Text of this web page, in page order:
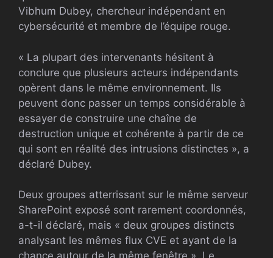
Vibhum Dubey, chercheur indépendant en
cybersécurité et membre de l’équipe rouge.
« La plupart des intervenants hésitent à
conclure que plusieurs acteurs indépendants
opèrent dans le même environnement. Ils
peuvent donc passer un temps considérable à
essayer de construire une chaîne de
destruction unique et cohérente à partir de ce
qui sont en réalité des intrusions distinctes », a
déclaré Dubey.
Deux groupes atterrissant sur le même serveur
SharePoint exposé sont rarement coordonnés,
a-t-il déclaré, mais « deux groupes distincts
analysant les mêmes flux CVE et ayant de la